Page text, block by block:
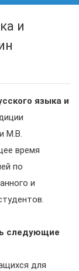
и
языка и
М.В.
время
по
и
следующие
для